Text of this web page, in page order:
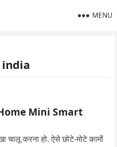
MENU
Mini Smart
चालू करना हो. ऐसे छोटे-मोटे कामों